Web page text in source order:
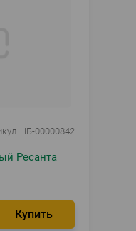
ЦБ-00000842
Ресанта